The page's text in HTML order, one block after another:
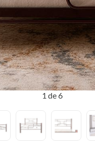
1 de 6